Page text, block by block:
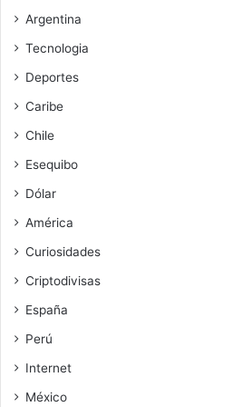
Argentina
Tecnologia
Deportes
Caribe
Chile
Esequibo
Dólar
América
Curiosidades
Criptodivisas
España
Perú
Internet
México